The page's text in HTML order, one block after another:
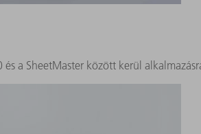
a SheetMaster között kerül